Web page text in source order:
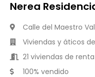
Nerea
Calle del Maestro
Viviendas y áticos
21 viviendas de
100% vendido